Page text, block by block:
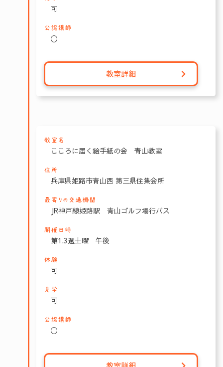
可
公認講師
〇
教室詳細
教室名
こころに届く絵手紙の会 青山教室
住所
兵庫県姫路市青山西 第三県住集会所
最寄りの交通機関
JR神戸線姫路駅 青山ゴルフ場行バス
開催日時
第1.3週土曜 午後
体験
可
見学
可
公認講師
〇